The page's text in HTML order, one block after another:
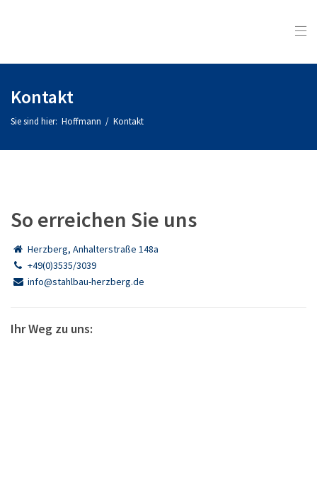
Kontakt
Sie sind hier: Hoffmann / Kontakt
So erreichen Sie uns
Herzberg, Anhalterstraße 148a
+49(0)3535/3039
info@stahlbau-herzberg.de
Ihr Weg zu uns: